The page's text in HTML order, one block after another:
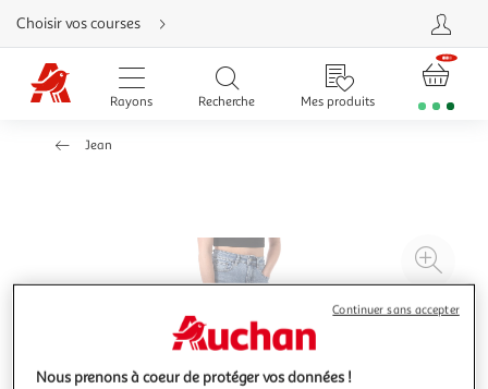
Aller
directement
au
contenu
Aller
directement
Aller
besoin
Choisir vos courses
Rayons Recherche Mes produits
Jean
à
Nous prenons à coeur de protéger vos données !
Continuer sans accepter